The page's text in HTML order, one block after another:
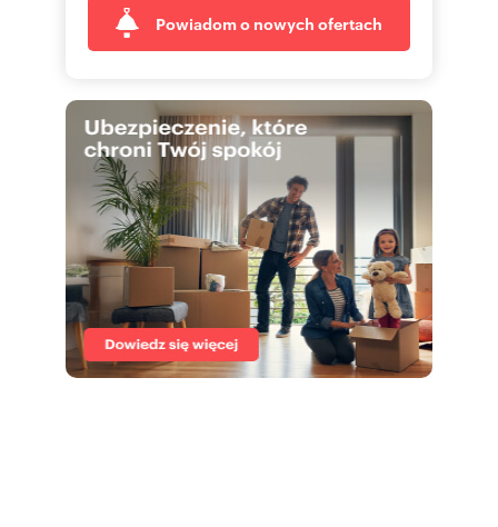
Powiadom o nowych ofertach